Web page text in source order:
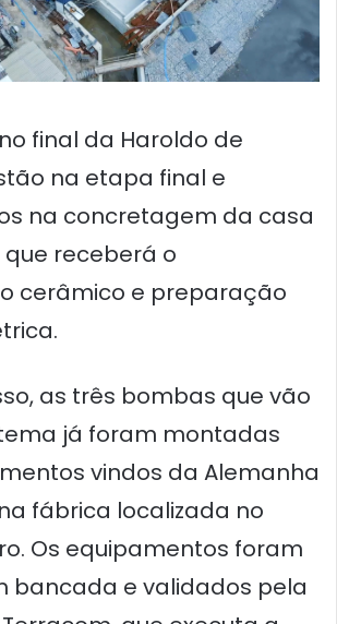
final da Haroldo de
na etapa final e
na concretagem da casa
receberá o
cerâmico e preparação
as três bombas que vão
já foram montadas
vindos da Alemanha
fábrica localizada no
Os equipamentos foram
bancada e validados pela